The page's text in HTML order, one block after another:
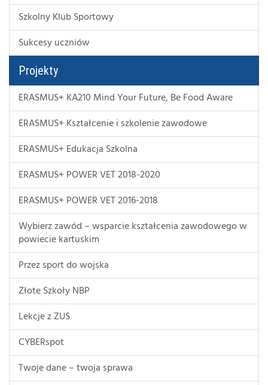
Szkolny Klub Sportowy
Sukcesy uczniów
Projekty
ERASMUS+ KA210 Mind Your Future, Be Food Aware
ERASMUS+ Kształcenie i szkolenie zawodowe
ERASMUS+ Edukacja Szkolna
ERASMUS+ POWER VET 2018-2020
ERASMUS+ POWER VET 2016-2018
Wybierz zawód – wsparcie kształcenia zawodowego w
powiecie kartuskim
Przez sport do wojska
Złote Szkoły NBP
Lekcje z ZUS
CYBERspot
Twoje dane – twoja sprawa